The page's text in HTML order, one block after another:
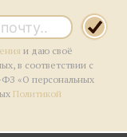
и даю своё
в соответствии с
«О персональных
Политикой